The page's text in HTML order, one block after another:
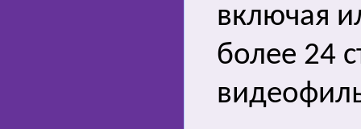
включая
более 24